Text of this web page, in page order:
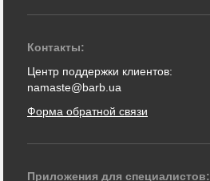
Контакты:
Центр поддержки клиентов:
namaste@barb.ua
Форма обратной связи
Приложения для специалистов: